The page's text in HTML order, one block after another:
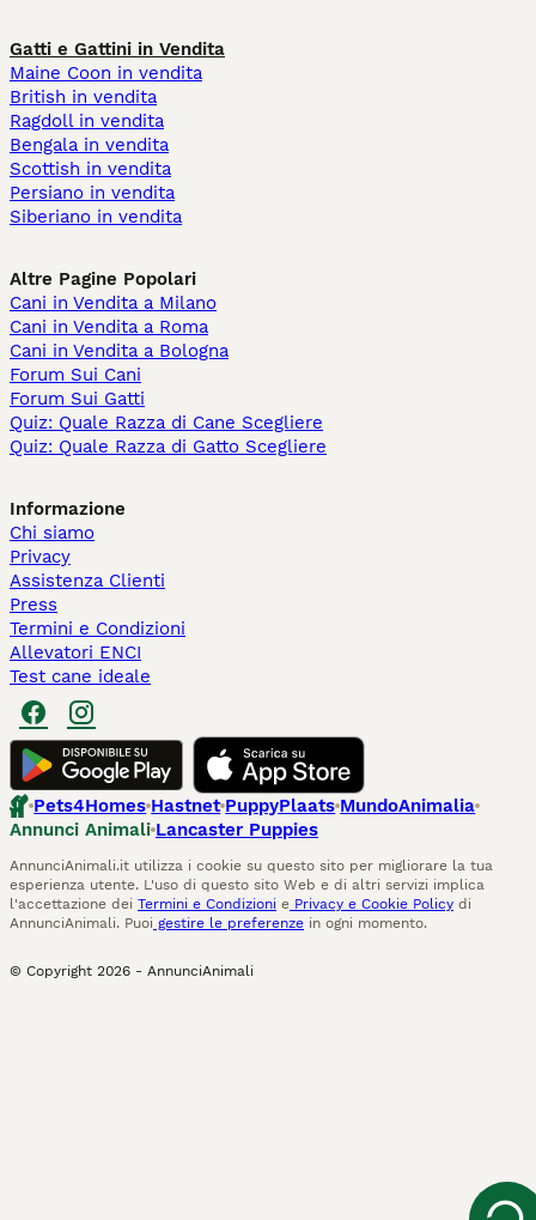
Gatti e Gattini in Vendita
Maine Coon in vendita
British in vendita
Ragdoll in vendita
Bengala in vendita
Scottish in vendita
Persiano in vendita
Siberiano in vendita
Altre Pagine Popolari
Cani in Vendita a Milano
Cani in Vendita a Roma
Cani in Vendita a Bologna
Forum Sui Cani
Forum Sui Gatti
Quiz: Quale Razza di Cane Scegliere
Quiz: Quale Razza di Gatto Scegliere
Informazione
Chi siamo
Privacy
Assistenza Clienti
Press
Termini e Condizioni
Allevatori ENCI
Test cane ideale
Pets4Homes Hastnet PuppyPlaats MundoAnimalia
Annunci Animali Lancaster Puppies
AnnunciAnimali.it utilizza i cookie su questo sito per migliorare la tua
esperienza utente. L'uso di questo sito Web e di altri servizi implica
l'accettazione dei Termini e Condizioni e Privacy e Cookie Policy di
AnnunciAnimali. Puoi gestire le preferenze in ogni momento.
© Copyright 2026 - AnnunciAnimali